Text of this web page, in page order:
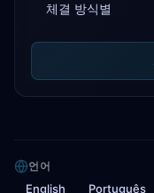
체결 방식별
언어
English Português